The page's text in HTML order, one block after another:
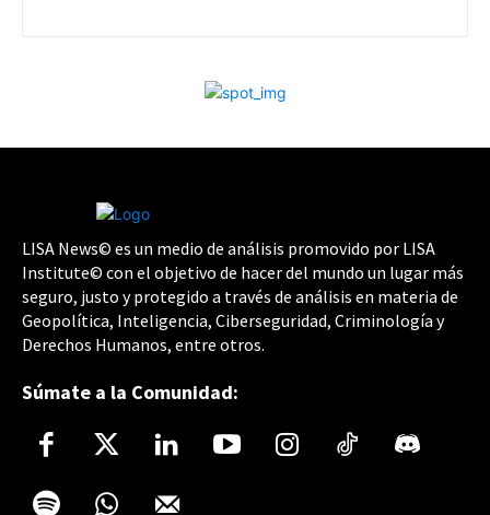
LISA News© es un medio de análisis promovido por LISA
Institute© con el objetivo de hacer del mundo un lugar más
seguro, justo y protegido a través de análisis en materia de
Geopolítica, Inteligencia, Ciberseguridad, Criminología y
Derechos Humanos, entre otros.
Súmate a la Comunidad: